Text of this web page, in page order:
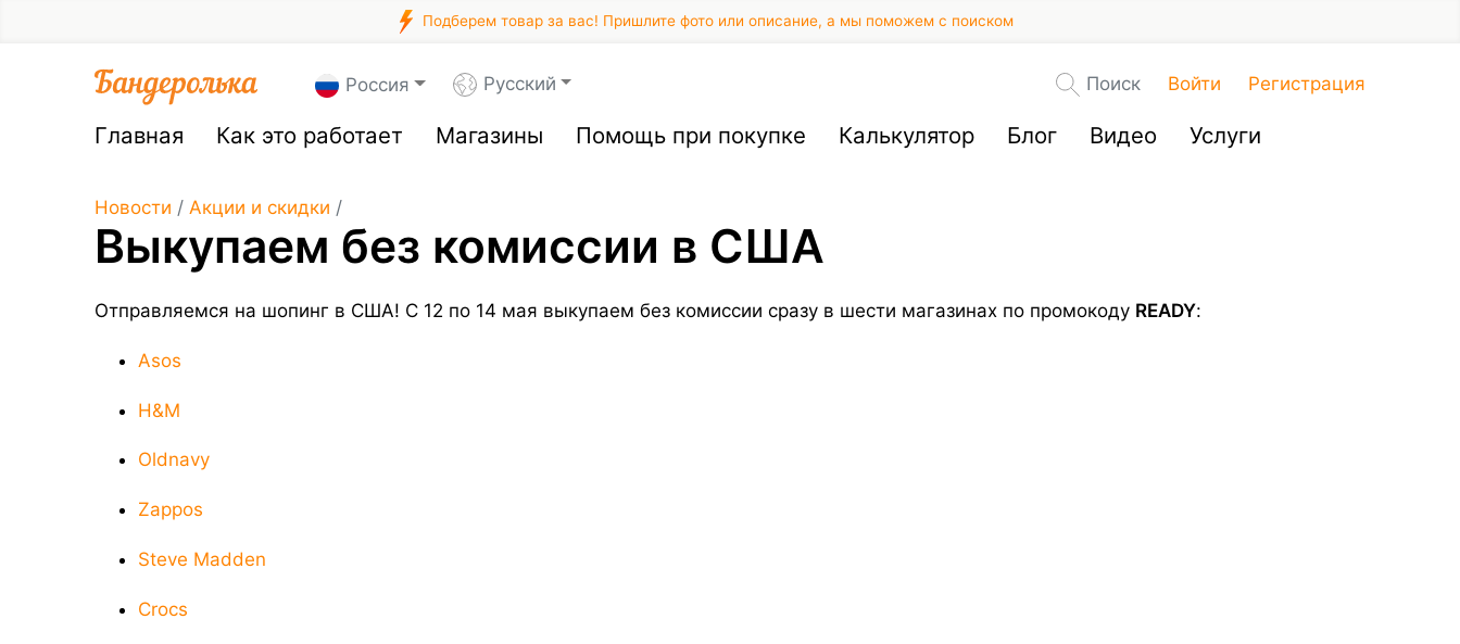
Подберем товар за вас! Пришлите фото или описание, а мы поможем с поиском
Россия Русский Поиск Войти Регистрация
Главная Как это работает Магазины Помощь при покупке Калькулятор Блог Видео Услуги
Новости / Акции и скидки /
Выкупаем без комиссии в США
Отправляемся на шопинг в США! С 12 по 14 мая выкупаем без комиссии сразу в шести магазинах по промокоду READY:
Asos
H&M
Oldnavy
Zappos
Steve Madden
Crocs